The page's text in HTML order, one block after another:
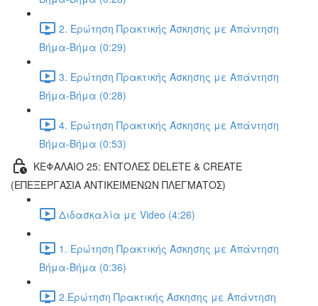
2. Ερώτηση Πρακτικής Άσκησης με Απάντηση
Βήμα-Βήμα (0:29)
3. Ερώτηση Πρακτικής Άσκησης με Απάντηση
Βήμα-Βήμα (0:28)
4. Ερώτηση Πρακτικής Άσκησης με Απάντηση
Βήμα-Βήμα (0:53)
ΚΕΦΑΛΑΙΟ 25: ΕΝΤΟΛΕΣ DELETE & CREATE
(ΕΠΕΞΕΡΓΑΣΙΑ ΑΝΤΙΚΕΙΜΕΝΩΝ ΠΛΕΓΜΑΤΟΣ)
Διδασκαλία με Video (4:26)
1. Ερώτηση Πρακτικής Άσκησης με Απάντηση
Βήμα-Βήμα (0:36)
2.Ερώτηση Πρακτικής Άσκησης με Απάντηση